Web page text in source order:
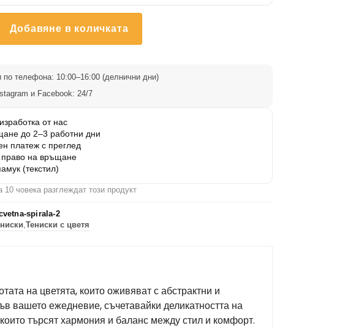
Добавяне в количката
по телефона: 10:00–16:00 (делнични дни)
и Facebook: 24/7
от нас
до 2–3 работни дни
платеж с преглед
право на връщане
(текстил)
10 човека разглеждат този продукт
spirala-2
,Тениски с цветя
на цветята, които оживяват с абстрактни и
вашето ежедневие, съчетавайки деликатността на
търсят хармония и баланс между стил и комфорт.